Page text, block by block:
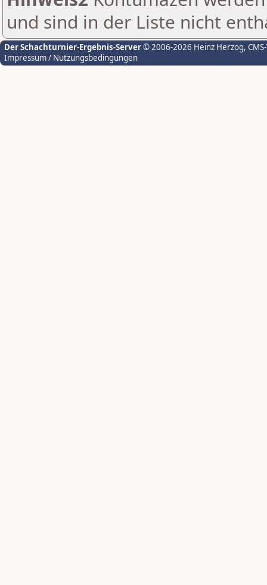
und sind in der Liste nicht
Der Schachturnier-Ergebnis-Server© 2006-2026 Heinz Herzog,
Impressum / Nutzungsbedingungen